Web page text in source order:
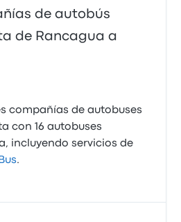
de autobús
de Rancagua a
compañías de autobuses
con 16 autobuses
incluyendo servicios de
.